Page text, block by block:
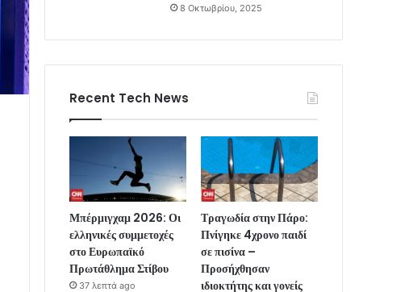
8 Οκτωβρίου, 2025
Recent Tech News
Μπέρμιγχαμ 2026: Οι
ελληνικές συμμετοχές
στο Ευρωπαϊκό
Πρωτάθλημα Στίβου
37 λεπτά ago
Τραγωδία στην Πάρο:
Πνίγηκε 4χρονο παιδί
σε πισίνα –
Προσήχθησαν
ιδιοκτήτης και γονείς